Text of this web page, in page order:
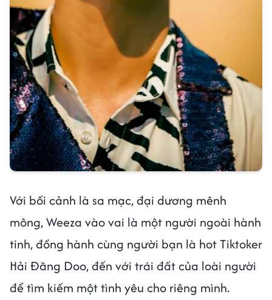
Với bối cảnh là sa mạc, đại dương mênh
mông, Weeza vào vai là một người ngoài hành
tinh, đồng hành cùng người bạn là hot Tiktoker
Hải Đăng Doo, đến với trái đất của loài người
để tìm kiếm một tình yêu cho riêng mình.